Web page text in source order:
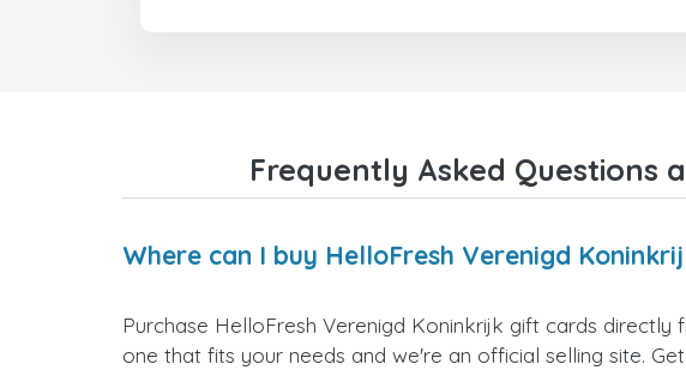
Frequently Asked Questions
Where can I buy HelloFresh Verenigd
Purchase HelloFresh Verenigd Koninkrijk gift cards
one that fits your needs and we're an official selling site.